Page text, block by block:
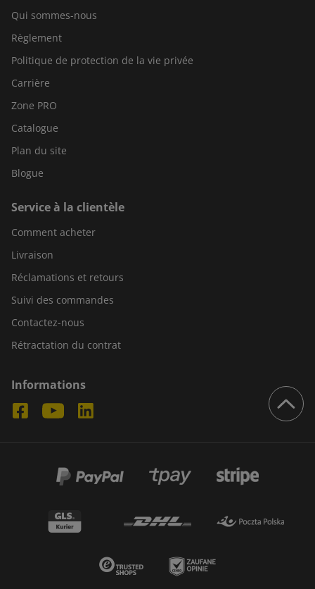
Qui sommes-nous
Règlement
Politique de protection de la vie privée
Carrière
Zone PRO
Catalogue
Plan du site
Blogue
Service à la clientèle
Comment acheter
Livraison
Réclamations et retours
Suivi des commandes
Contactez-nous
Rétractation du contrat
Informations